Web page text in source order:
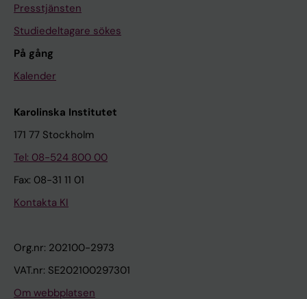
Presstjänsten
Studiedeltagare sökes
På gång
Kalender
Karolinska Institutet
171 77 Stockholm
Tel: 08-524 800 00
Fax: 08-31 11 01
Kontakta KI
Org.nr: 202100-2973
VAT.nr: SE202100297301
Om webbplatsen